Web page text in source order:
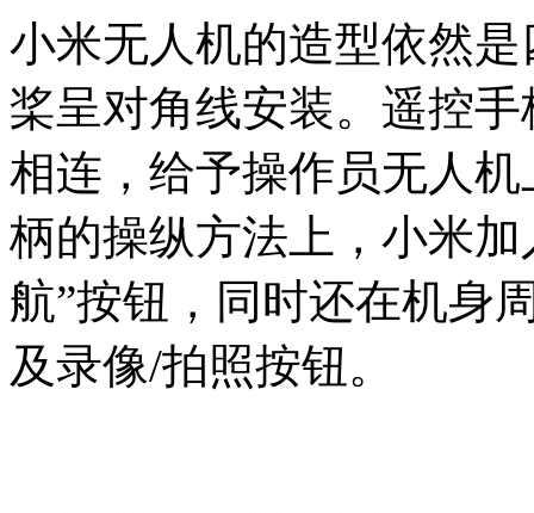
小米无人机的造型依然
桨呈对角线安装。遥控
相连，给予操作员无人
柄的操纵方法上，小米
航”按钮，同时还在机身
及录像/拍照按钮。